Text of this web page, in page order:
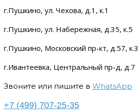
г.Пушкино, ул. Чехова, д.1, к.1
г.Пушкино, ул. Набережная, д.35, к.5
г.Пушкино, Московский пр-кт, д.57, к.3
г.Ивантеевка, Центральный пр-д, д.7
Звоните или пишите в WhatsApp
+7 (499) 707-25-35